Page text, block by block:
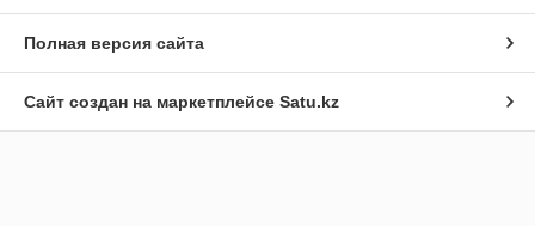
Полная версия сайта
Сайт создан на маркетплейсе Satu.kz